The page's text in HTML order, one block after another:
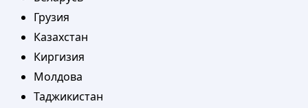
Грузия
Казахстан
Киргизия
Молдова
Таджикистан